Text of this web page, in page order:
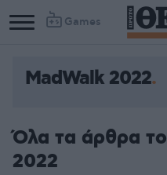
Games
MadWalk 2022
Όλα τα άρθρα
2022